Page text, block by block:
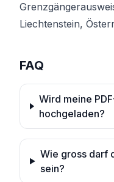
Liechtenstein,
FAQ
Wird meine
hochgeladen?
Wie gross darf
sein?